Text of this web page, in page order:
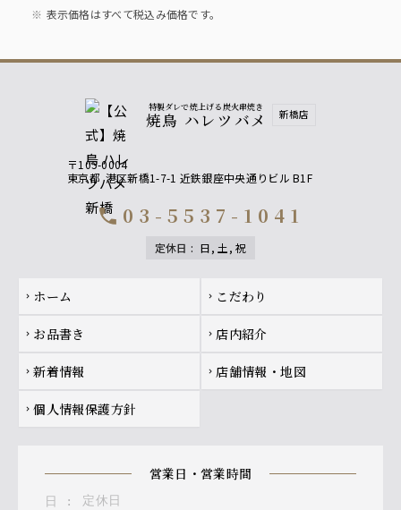
表示価格はすべて税込み価格です。
特製ダレで焼上げる炭火串焼き
焼鳥 ハレツバメ 新橋店
〒105-0004
東京都 港区新橋1-7-1 近鉄銀座中央通りビル B1F
call 03-5537-1041
定休日 : 日, 土, 祝
Footer navigation
chevron_right ホーム chevron_right こだわり
chevron_right お品書き chevron_right 店内紹介
chevron_right 新着情報 chevron_right 店舗情報・地図
chevron_right 個人情報保護方針
営業日・営業時間
日 :
定休日